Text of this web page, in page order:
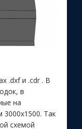
.dxf и .cdr . В
в
на
Так
схемой